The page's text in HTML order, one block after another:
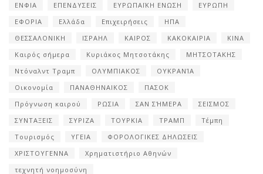
ΕΝΦΙΑ
ΕΠΕΝΔΥΣΕΙΣ ΕΥΡΩΠΑΪΚΗ ΕΝΩΣΗ
ΕΥΡΩΠΗ
ΕΦΟΡΙΑ
Ελλάδα Επιχειρήσεις
ΗΠΑ
ΘΕΣΣΑΛΟΝΙΚΗ
ΙΣΡΑΗΛ ΚΑΙΡΟΣ ΚΑΚΟΚΑΙΡΙΑ
ΚΙΝΑ
Καιρός σήμερα
Κυριάκος Μητσοτάκης
ΜΗΤΣΟΤΑΚΗΣ
Ντόναλντ Τραμπ
ΟΛΥΜΠΙΑΚΟΣ
ΟΥΚΡΑΝΊΑ
Οικονομία
ΠΑΝΑΘΗΝΑΙΚΟΣ
ΠΑΣΟΚ
Πρόγνωση καιρού
ΡΩΣΙΑ ΣΑΝ ΣΉΜΕΡΑ
ΣΕΙΣΜΟΣ
ΣΥΝΤΑΞΕΙΣ
ΣΥΡΙΖΑ ΤΟΥΡΚΙΑ ΤΡΑΜΠ
Τέμπη
Τουρισμός
ΥΓΕΙΑ
ΦΟΡΟΛΟΓΙΚΕΣ ΔΗΛΩΣΕΙΣ
ΧΡΙΣΤΟΥΓΕΝΝΑ
Χρηματιστήριο Αθηνών
τεχνητή νοημοσύνη